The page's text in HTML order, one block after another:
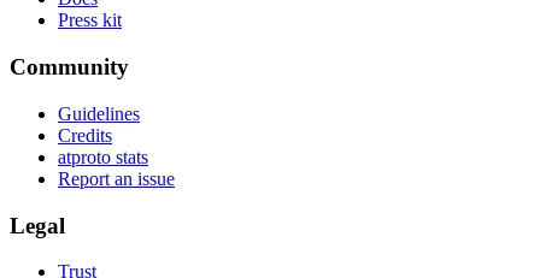
Press kit
Community
Guidelines
Credits
atproto stats
Report an issue
Legal
Trust